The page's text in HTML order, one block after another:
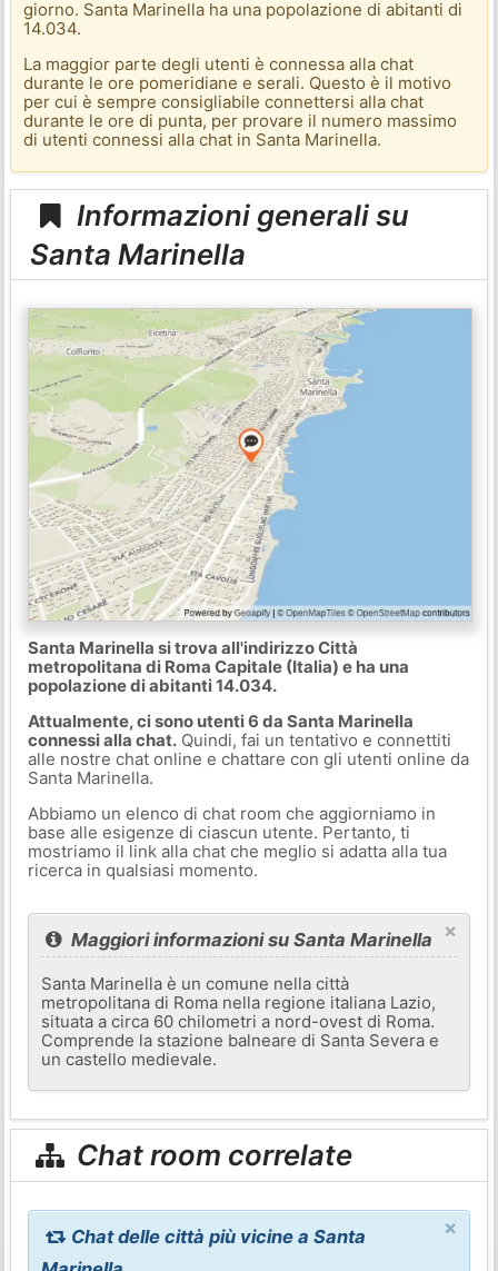
giorno. Santa Marinella ha una popolazione di abitanti di
14.034.
La maggior parte degli utenti è connessa alla chat
durante le ore pomeridiane e serali. Questo è il motivo
per cui è sempre consigliabile connettersi alla chat
durante le ore di punta, per provare il numero massimo
di utenti connessi alla chat in Santa Marinella.
Informazioni generali su
Santa Marinella
Santa Marinella si trova all'indirizzo Città
metropolitana di Roma Capitale (Italia) e ha una
popolazione di abitanti 14.034.
Attualmente, ci sono utenti 6 da Santa Marinella
connessi alla chat.Quindi, fai un tentativo e connettiti
alle nostre chat online e chattare con gli utenti online da
Santa Marinella.
Abbiamo un elenco di chat room che aggiorniamo in
base alle esigenze di ciascun utente. Pertanto, ti
mostriamo il link alla chat che meglio si adatta alla tua
ricerca in qualsiasi momento.
×
Maggiori informazioni su Santa Marinella
Santa Marinella è un comune nella città
metropolitana di Roma nella regione italiana Lazio,
situata a circa 60 chilometri a nord-ovest di Roma.
Comprende la stazione balneare di Santa Severa e
un castello medievale.
Chat room correlate
×
Chat delle città più vicine a Santa